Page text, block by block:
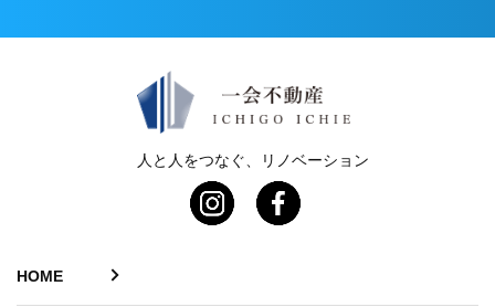
人と人をつなぐ、リノベーション
HOME